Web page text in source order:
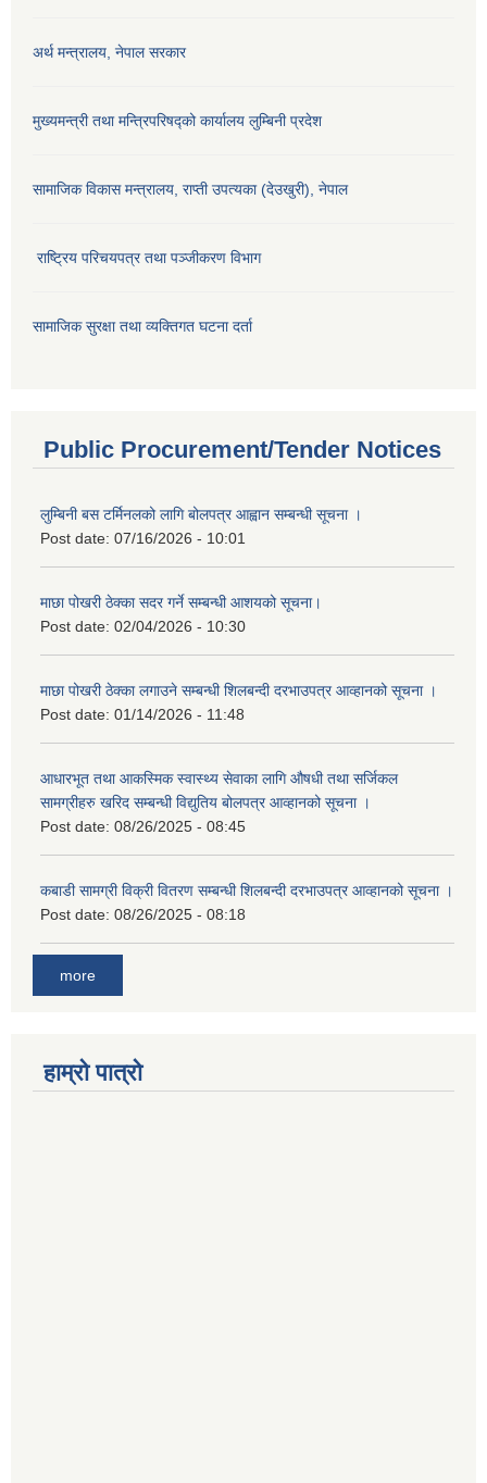
अर्थ मन्त्रालय, नेपाल सरकार
मुख्यमन्त्री तथा मन्त्रिपरिषद्को कार्यालय लुम्बिनी प्रदेश
सामाजिक विकास मन्‍‍त्रालय, राप्ती उपत्यका (देउखुरी), नेपाल
राष्ट्रिय परिचयपत्र तथा पञ्जीकरण विभाग
सामाजिक सुरक्षा तथा व्यक्तिगत घटना दर्ता
Public Procurement/Tender Notices
लुम्बिनी बस टर्मिनलको लागि बोलपत्र आह्वान सम्बन्धी सूचना ।
Post date: 07/16/2026 - 10:01
माछा पोखरी ठेक्का सदर गर्ने सम्बन्धी आशयको सूचना।
Post date: 02/04/2026 - 10:30
माछा पोखरी ठेक्का लगाउने सम्बन्धी शिलबन्दी दरभाउपत्र आव्हानको सूचना ।
Post date: 01/14/2026 - 11:48
आधारभूत तथा आकस्मिक स्वास्थ्य सेवाका लागि औषधी तथा सर्जिकल
सामग्रीहरु खरिद सम्बन्धी विद्युतिय बोलपत्र आव्हानको सूचना ।
Post date: 08/26/2025 - 08:45
कबाडी सामग्री विक्री वितरण सम्बन्धी शिलबन्दी दरभाउपत्र आव्हानको सूचना ।
Post date: 08/26/2025 - 08:18
more
हाम्रो पात्रो